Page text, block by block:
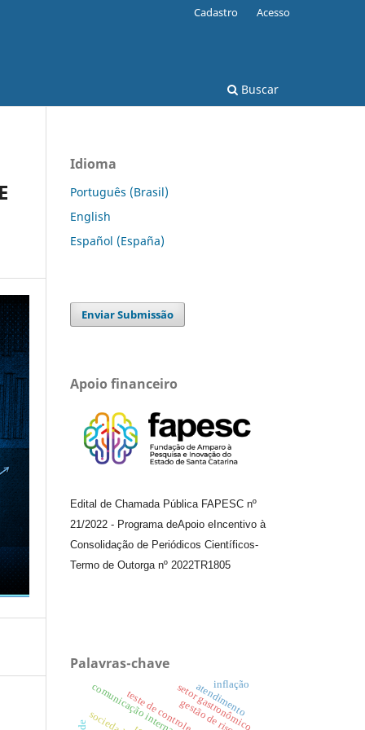
Buscar
Cadastro Acesso
Idioma
Português (Brasil)
English
Español (España)
Enviar Submissão
Apoio financeiro
Edital de Chamada Pública FAPESC nº
21/2022 - Programa deApoio e Incentivo à
Consolidação de Periódicos Científicos-
Termo de Outorga nº 2022TR1805
Palavras-chave
teste de controlegestão de riscos
setor gastronômico
comunicação interna atendimento
inflação